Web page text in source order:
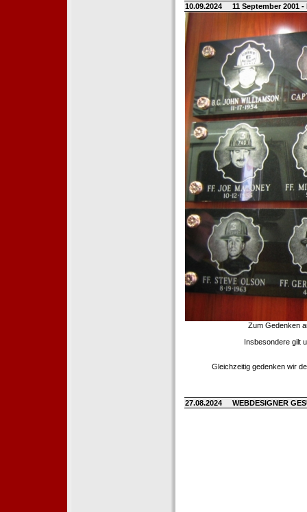
10.09.2024 11 September 2001
Zum Gedenken
Insbesondere gilt
Gleichzeitig gedenken wir
27.08.2024 WEBDESIGNER